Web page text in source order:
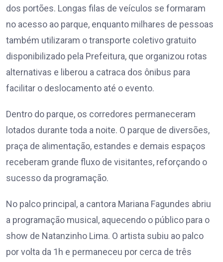
dos portões. Longas filas de veículos se formaram
no acesso ao parque, enquanto milhares de pessoas
também utilizaram o transporte coletivo gratuito
disponibilizado pela Prefeitura, que organizou rotas
alternativas e liberou a catraca dos ônibus para
facilitar o deslocamento até o evento.
Dentro do parque, os corredores permaneceram
lotados durante toda a noite. O parque de diversões,
praça de alimentação, estandes e demais espaços
receberam grande fluxo de visitantes, reforçando o
sucesso da programação.
No palco principal, a cantora Mariana Fagundes abriu
a programação musical, aquecendo o público para o
show de Natanzinho Lima. O artista subiu ao palco
por volta da 1h e permaneceu por cerca de três